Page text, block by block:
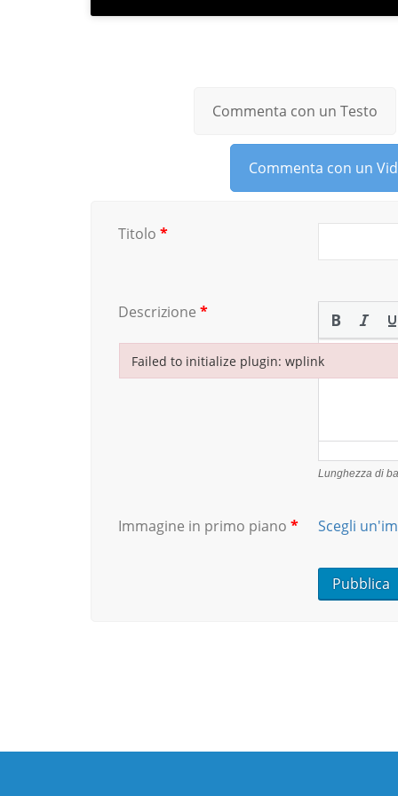
Commenta con un Testo
Commenta con un
Titolo *
Descrizione *
Lunghezza di
Immagine in primo piano * Scegli
Failed to initialize plugin: wplink
Failed to initialize plugin: wplink